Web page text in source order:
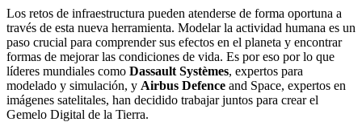
Los retos de infraestructura pueden atenderse de forma oportuna a
través de esta nueva herramienta. Modelar la actividad humana es un
paso crucial para comprender sus efectos en el planeta y encontrar
formas de mejorar las condiciones de vida. Es por eso por lo que
líderes mundiales como Dassault Systèmes, expertos para
modelado y simulación, y Airbus Defence and Space, expertos en
imágenes satelitales, han decidido trabajar juntos para crear el
Gemelo Digital de la Tierra.